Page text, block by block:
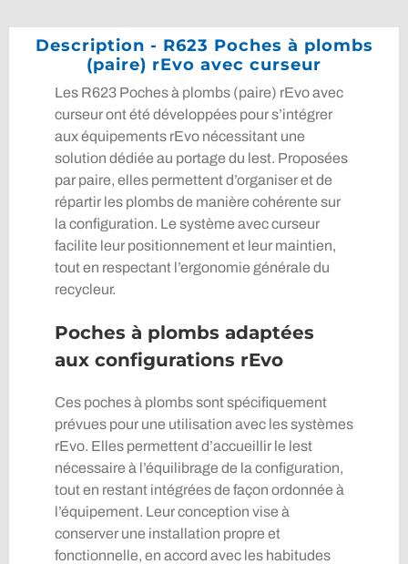
Description - R623 Poches à plombs
(paire) rEvo avec curseur
Les R623 Poches à plombs (paire) rEvo avec
curseur ont été développées pour s’intégrer
aux équipements rEvo nécessitant une
solution dédiée au portage du lest. Proposées
par paire, elles permettent d’organiser et de
répartir les plombs de manière cohérente sur
la configuration. Le système avec curseur
facilite leur positionnement et leur maintien,
tout en respectant l’ergonomie générale du
recycleur.
Poches à plombs adaptées
aux configurations rEvo
Ces poches à plombs sont spécifiquement
prévues pour une utilisation avec les systèmes
rEvo. Elles permettent d’accueillir le lest
nécessaire à l’équilibrage de la configuration,
tout en restant intégrées de façon ordonnée à
l’équipement. Leur conception vise à
conserver une installation propre et
fonctionnelle, en accord avec les habitudes